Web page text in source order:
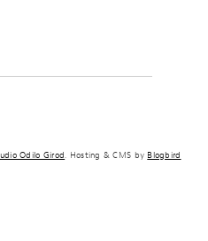
Odilo Girod. Hosting & CMS by Blogbird